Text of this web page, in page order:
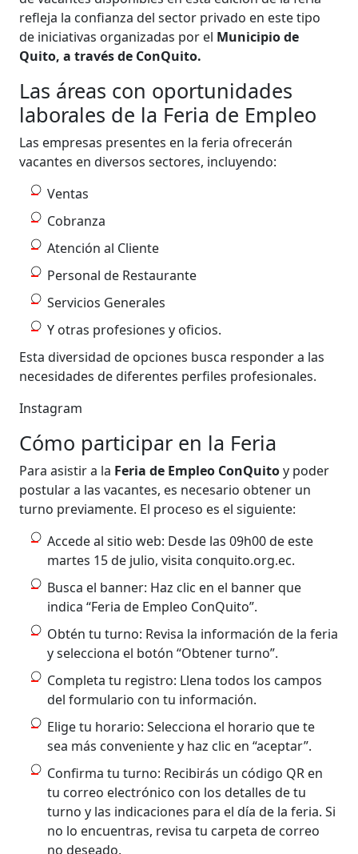
refleja la confianza del sector privado en este tipo
de iniciativas organizadas por el Municipio de
Quito, a través de ConQuito.
Las áreas con oportunidades
laborales de la Feria de Empleo
Las empresas presentes en la feria ofrecerán
vacantes en diversos sectores, incluyendo:
Ventas
Cobranza
Atención al Cliente
Personal de Restaurante
Servicios Generales
Y otras profesiones y oficios.
Esta diversidad de opciones busca responder a las
necesidades de diferentes perfiles profesionales.
Instagram
Cómo participar en la Feria
Para asistir a la Feria de Empleo ConQuitoy poder
postular a las vacantes, es necesario obtener un
turno previamente. El proceso es el siguiente:
Accede al sitio web: Desde las 09h00 de este
martes 15 de julio, visita conquito.org.ec.
Busca el banner: Haz clic en el banner que
indica “Feria de Empleo ConQuito”.
Obtén tu turno: Revisa la información de la feria
y selecciona el botón “Obtener turno”.
Completa tu registro: Llena todos los campos
del formulario con tu información.
Elige tu horario: Selecciona el horario que te
sea más conveniente y haz clic en “aceptar”.
Confirma tu turno: Recibirás un código QR en
tu correo electrónico con los detalles de tu
turno y las indicaciones para el día de la feria. Si
no lo encuentras, revisa tu carpeta de correo
no deseado.